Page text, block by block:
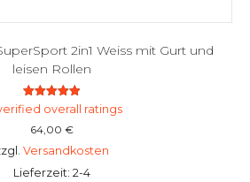
2in1 Weiss mit Gurt und
leisen Rollen
Bewertet mit
5.00
von 5
overall ratings
64,00 €
Versandkosten
Lieferzeit: 2-4